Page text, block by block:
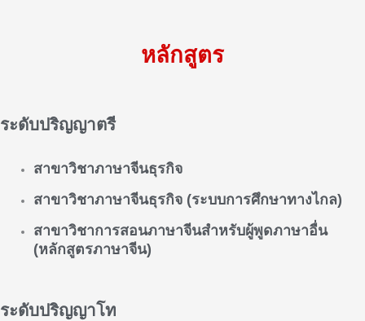
หลักสูตร
ระดับปริญญาตรี
สาขาวิชาภาษาจีนธุรกิจ
สาขาวิชาภาษาจีนธุรกิจ (ระบบการศึกษาทางไกล)
สาขาวิชาการสอนภาษาจีนสำหรับผู้พูดภาษาอื่น
(หลักสูตรภาษาจีน)
ระดับปริญญาโท